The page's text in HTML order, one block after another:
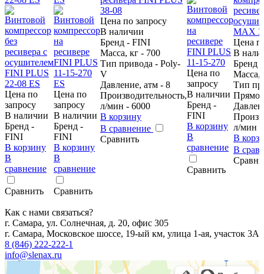
Цена по
запросу
В наличии
Бренд -
FINI
В корзину
В
сравнение
Сравнить
Цена по
запросу
В наличии
Бренд -
FINI
В корзину
В
сравнение
Сравнить
Цена по запросу
В наличии
Бренд - FINI
Масса, кг - 700
Тип привода - Poly-
V
Давление, атм - 8
Производительность,
л/мин - 6000
В корзину
В сравнение
Сравнить
Цена по
запросу
В наличии
Бренд -
FINI
В корзину
В
сравнение
Сравнить
Цена
В
Бренд
Масса,
Тип
л/мин -
В
В
Как с нами связаться?
г. Самара, ул. Солнечная, д. 20, офис 305
г. Самара, Московское шоссе, 19-ый км, улица 1-ая, участок 3А
8 (846) 222-222-1
info@slenax.ru